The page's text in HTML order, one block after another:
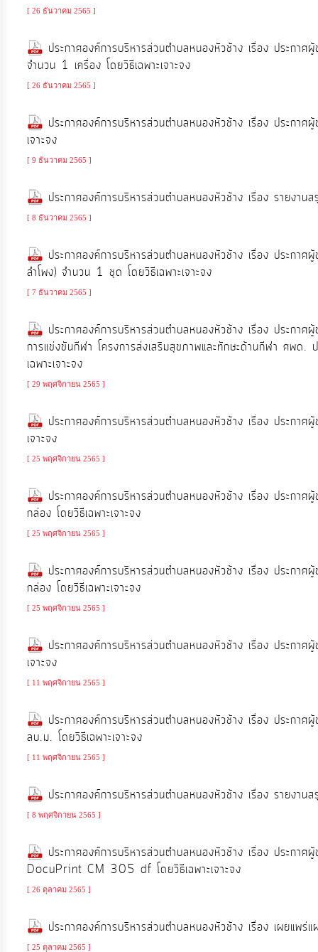
ให้
บริการ
แผนการ
ใช้
จ่าย
ประมาณ
ประจำ
การ
บริหาร
พัฒนา
ทรัพยากร
บุคคล
การ
จัด
ซื้อ
จ้าง
การ
การ
คลัง
แผนการ
ป้องกัน
การ
การ
ดำเนิน
เพื่อ
ป้องกัน
ทุจริต
มาตรการ
ภายใน
ป้องกัน
[ 26 ธันวาคม 2565 ]
ประกาศองค์การบริหารส่วนตำบลหนองหัวช้าง เรื่อง ประกา
จำนวน 1 เครื่อง โดยวิธีเฉพาะเจาะจง
[ 26 ธันวาคม 2565 ]
ประกาศองค์การบริหารส่วนตำบลหนองหัวช้าง เรื่อง ประกา
เจาะจง
[ 9 ธันวาคม 2565 ]
ประกาศองค์การบริหารส่วนตำบลหนองหัวช้าง เรื่อง รายง
[ 8 ธันวาคม 2565 ]
ประกาศองค์การบริหารส่วนตำบลหนองหัวช้าง เรื่อง ประกา
ลำโพง) จำนวน 1 ชุด โดยวิธีเฉพาะเจาะจง
[ 7 ธันวาคม 2565 ]
ประกาศองค์การบริหารส่วนตำบลหนองหัวช้าง เรื่อง ประกา
การแข่งขันกีฬา โครงการส่งเสริมสุขภาพและทักษะด้านกีฬา ศ
เฉพาะเจาะจง
[ 29 พฤศจิกายน 2565 ]
ประกาศองค์การบริหารส่วนตำบลหนองหัวช้าง เรื่อง ประกา
เจาะจง
[ 25 พฤศจิกายน 2565 ]
ประกาศองค์การบริหารส่วนตำบลหนองหัวช้าง เรื่อง ประก
กล่อง โดยวิธีเฉพาะเจาะจง
[ 25 พฤศจิกายน 2565 ]
ประกาศองค์การบริหารส่วนตำบลหนองหัวช้าง เรื่อง ประกา
กล่อง โดยวิธีเฉพาะเจาะจง
[ 25 พฤศจิกายน 2565 ]
ประกาศองค์การบริหารส่วนตำบลหนองหัวช้าง เรื่อง ประกา
เจาะจง
[ 11 พฤศจิกายน 2565 ]
ประกาศองค์การบริหารส่วนตำบลหนองหัวช้าง เรื่อง ประกา
ลบ.ม. โดยวิธีเฉพาะเจาะจง
[ 11 พฤศจิกายน 2565 ]
ประกาศองค์การบริหารส่วนตำบลหนองหัวช้าง เรื่อง รายง
[ 8 พฤศจิกายน 2565 ]
ประกาศองค์การบริหารส่วนตำบลหนองหัวช้าง เรื่อง ประกา
DocuPrint CM 305 df โดยวิธีเฉพาะเจาะจง
[ 26 ตุลาคม 2565 ]
ประกาศองค์การบริหารส่วนตำบลหนองหัวช้าง เรื่อง เผยแ
[ 25 ตุลาคม 2565 ]